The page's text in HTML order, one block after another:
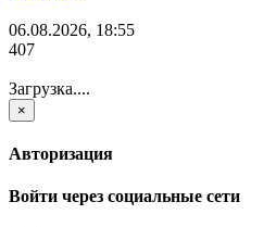
06.08.2026, 18:55
407
Загрузка....
×
Авторизация
Войти через социальные сети